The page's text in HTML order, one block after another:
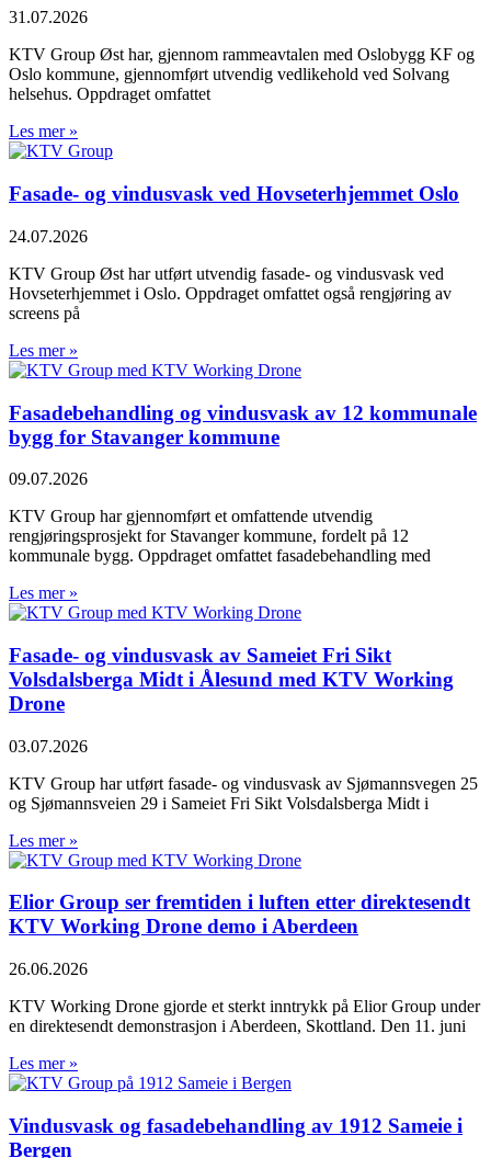
31.07.2026
KTV Group Øst har, gjennom rammeavtalen med Oslobygg KF og
Oslo kommune, gjennomført utvendig vedlikehold ved Solvang
helsehus. Oppdraget omfattet
Les mer »
Fasade- og vindusvask ved Hovseterhjemmet Oslo
24.07.2026
KTV Group Øst har utført utvendig fasade- og vindusvask ved
Hovseterhjemmet i Oslo. Oppdraget omfattet også rengjøring av
screens på
Les mer »
Fasadebehandling og vindusvask av 12 kommunale
bygg for Stavanger kommune
09.07.2026
KTV Group har gjennomført et omfattende utvendig
rengjøringsprosjekt for Stavanger kommune, fordelt på 12
kommunale bygg. Oppdraget omfattet fasadebehandling med
Les mer »
Fasade- og vindusvask av Sameiet Fri Sikt
Volsdalsberga Midt i Ålesund med KTV Working
Drone
03.07.2026
KTV Group har utført fasade- og vindusvask av Sjømannsvegen 25
og Sjømannsveien 29 i Sameiet Fri Sikt Volsdalsberga Midt i
Les mer »
Elior Group ser fremtiden i luften etter direktesendt
KTV Working Drone demo i Aberdeen
26.06.2026
KTV Working Drone gjorde et sterkt inntrykk på Elior Group under
en direktesendt demonstrasjon i Aberdeen, Skottland. Den 11. juni
Les mer »
Vindusvask og fasadebehandling av 1912 Sameie i
Bergen